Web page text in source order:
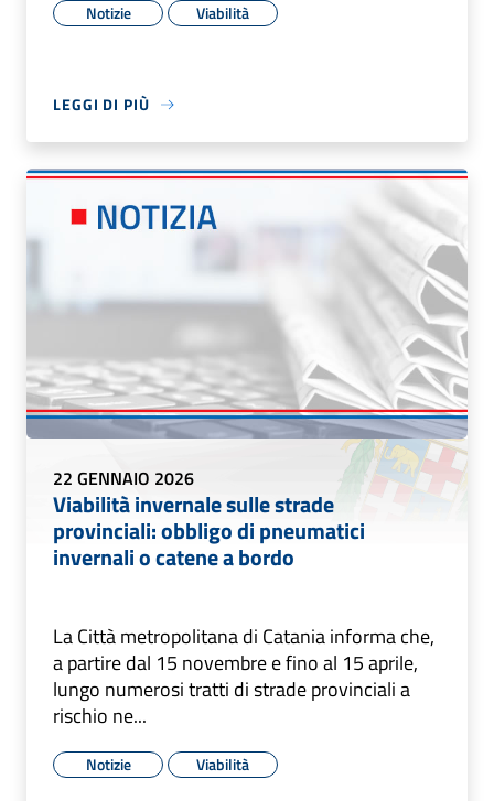
Notizie Viabilità
LEGGI DI PIÙ
22 GENNAIO 2026
Viabilità invernale sulle strade
provinciali: obbligo di pneumatici
invernali o catene a bordo
La Città metropolitana di Catania informa che,
a partire dal 15 novembre e fino al 15 aprile,
lungo numerosi tratti di strade provinciali a
rischio ne...
Notizie Viabilità